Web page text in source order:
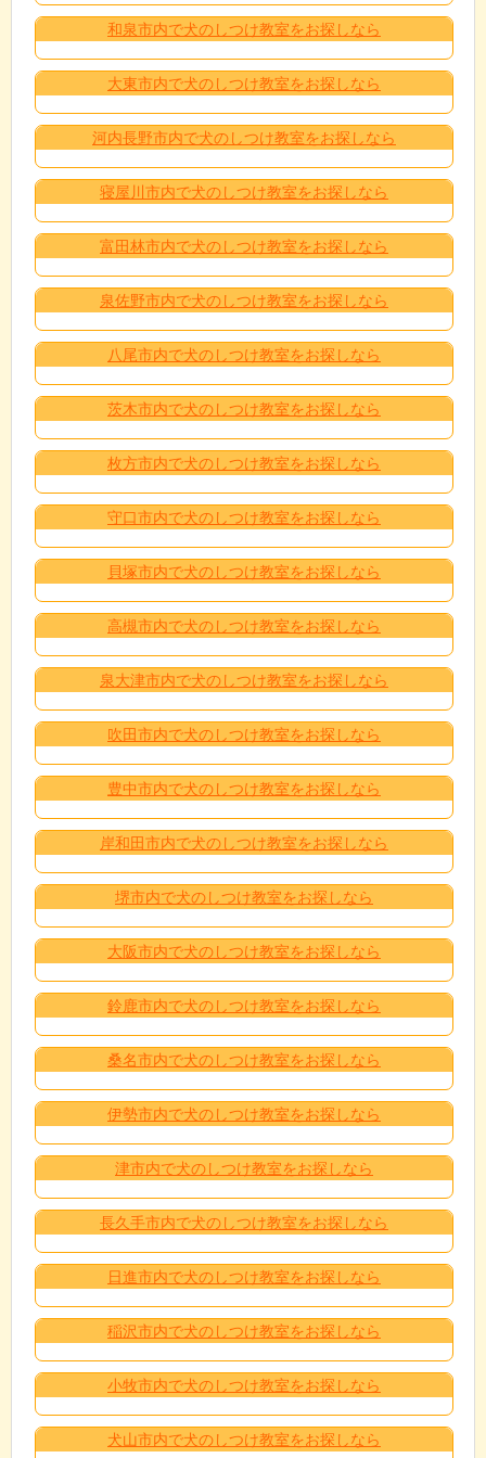
和泉市内で犬のしつけ教室をお探しなら
大東市内で犬のしつけ教室をお探しなら
河内長野市内で犬のしつけ教室をお探しなら
寝屋川市内で犬のしつけ教室をお探しなら
富田林市内で犬のしつけ教室をお探しなら
泉佐野市内で犬のしつけ教室をお探しなら
八尾市内で犬のしつけ教室をお探しなら
茨木市内で犬のしつけ教室をお探しなら
枚方市内で犬のしつけ教室をお探しなら
守口市内で犬のしつけ教室をお探しなら
貝塚市内で犬のしつけ教室をお探しなら
高槻市内で犬のしつけ教室をお探しなら
泉大津市内で犬のしつけ教室をお探しなら
吹田市内で犬のしつけ教室をお探しなら
豊中市内で犬のしつけ教室をお探しなら
岸和田市内で犬のしつけ教室をお探しなら
堺市内で犬のしつけ教室をお探しなら
大阪市内で犬のしつけ教室をお探しなら
鈴鹿市内で犬のしつけ教室をお探しなら
桑名市内で犬のしつけ教室をお探しなら
伊勢市内で犬のしつけ教室をお探しなら
津市内で犬のしつけ教室をお探しなら
長久手市内で犬のしつけ教室をお探しなら
日進市内で犬のしつけ教室をお探しなら
稲沢市内で犬のしつけ教室をお探しなら
小牧市内で犬のしつけ教室をお探しなら
犬山市内で犬のしつけ教室をお探しなら